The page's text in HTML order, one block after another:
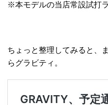
※本モデルの当店常設試打
ちょっと整理してみると、
らグラビティ。